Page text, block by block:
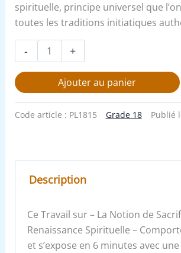
spirituelle, principe universel que
toutes les traditions initiatiques
- +
Ajouter au panier
Code article : PL1815 Grade 18 Publié
Description
Ce Travail sur – La Notion de
Renaissance Spirituelle –
et s’expose en 6 minutes avec